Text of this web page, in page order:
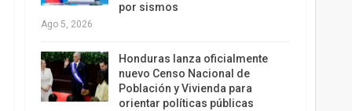
por sismos
Ago 5, 2026
Honduras lanza oficialmente
nuevo Censo Nacional de
Población y Vivienda para
orientar políticas públicas